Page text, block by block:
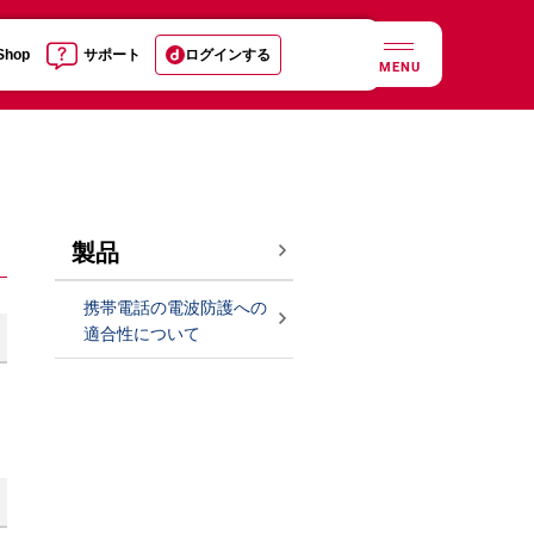
サポート ログインする
MENU
製品
携帯電話の電波防護への
適合性について